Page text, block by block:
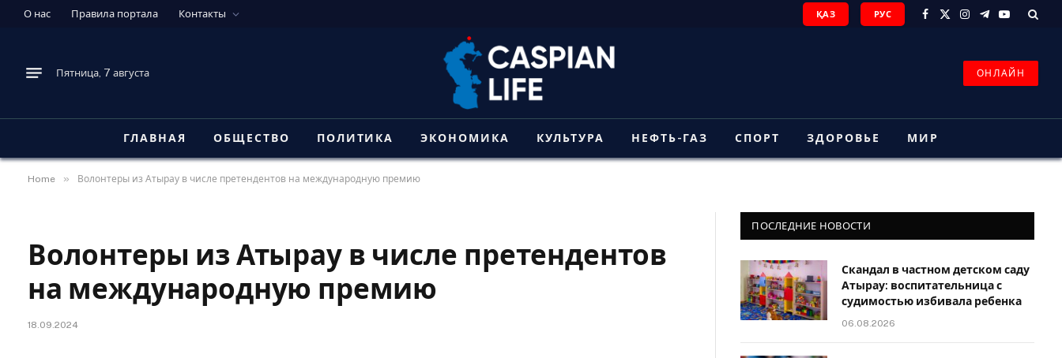
О нас Правила портала Контакты ҚАЗ РУС
Facebook
X
Instagram
Telegram
YouTube
Пятница, 7 августа ОНЛАЙН
ГЛАВНАЯ ОБЩЕСТВО ПОЛИТИКА ЭКОНОМИКА КУЛЬТУРА НЕФТЬ-ГАЗ СПОРТ ЗДОРОВЬЕ МИР
Home » Волонтеры из Атырау в числе претендентов на международную премию
Волонтеры из Атырау в числе претендентов
на международную премию
18.09.2024
ПОСЛЕДНИЕ НОВОСТИ
Скандал в частном детском саду
Атырау: воспитательница с
судимостью избивала ребенка
06.08.2026